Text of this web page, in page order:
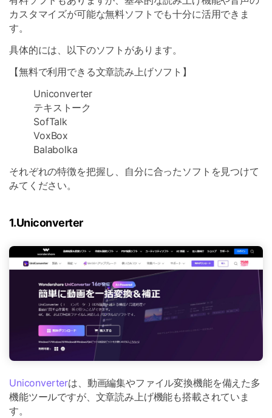
カスタマイズが可能な無料ソフトでも十分に活用できま
す。
具体的には、以下のソフトがあります。
【無料で利用できる文章読み上げソフト】
Uniconverter
テキストーク
SofTalk
VoxBox
Balabolka
それぞれの特徴を把握し、自分に合ったソフトを見つけて
みてください。
1.Uniconverter
Uniconverterは、動画編集やファイル変換機能を備えた多
機能ツールですが、文章読み上げ機能も搭載されていま
す。